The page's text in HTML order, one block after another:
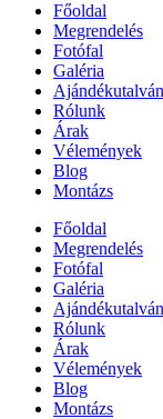
Főoldal
Megrendelés
Fotófal
Galéria
Rólunk
Árak
Vélemények
Blog
Montázs
Főoldal
Megrendelés
Fotófal
Galéria
Rólunk
Árak
Vélemények
Blog
Montázs